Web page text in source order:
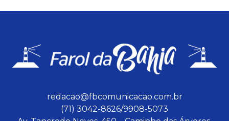
redacao@fbcomunicacao.com.br
(71) 3042-8626/9908-5073